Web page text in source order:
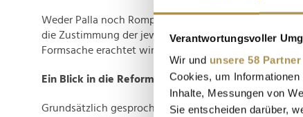
Verantwortungsvoller
Wir und unsere 58 Partner
Cookies, um
Inhalte, Messungen von
Sie entscheiden darüber,
Weder Palla noch Rompf sind bereits im Amt – in
die Zustimmung der jeweils zuständigen Gremien, die
Formsache erachtet wird.
Ein Blick in die Reform-Agenda
Grundsätzlich gesprochen befand Schnieder am